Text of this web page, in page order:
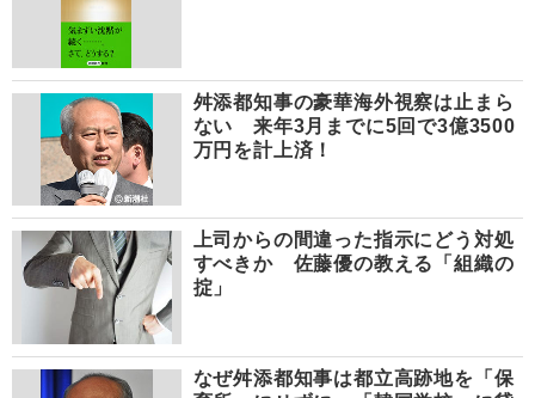
舛添都知事の豪華海外視察は止まら
ない 来年3月までに5回で3億3500
万円を計上済！
上司からの間違った指示にどう対処
すべきか 佐藤優の教える「組織の
掟」
なぜ舛添都知事は都立高跡地を「保